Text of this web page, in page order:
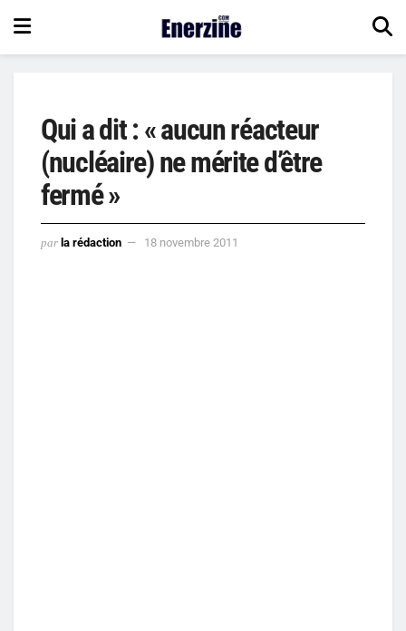
Qui a dit : « aucun réacteur
(nucléaire) ne mérite d’être
fermé »
par la rédaction 18 novembre 2011